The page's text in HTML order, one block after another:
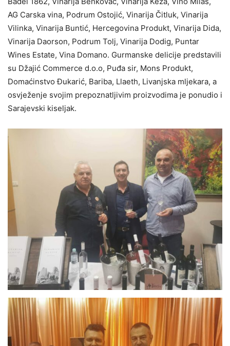
AG Carska vina, Podrum Ostojić, Vinarija Čitluk, Vinarija
Vilinka, Vinarija Buntić, Hercegovina Produkt, Vinarija Dida,
Vinarija Daorson, Podrum Tolj, Vinarija Dodig, Puntar
Wines Estate, Vina Domano. Gurmanske delicije predstavili
su Džajić Commerce d.o.o, Puđa sir, Mons Produkt,
Domaćinstvo Đukarić, Bariba, Llaeth, Livanjska mljekara, a
osvježenje svojim prepoznatljivim proizvodima je ponudio i
Sarajevski kiseljak.